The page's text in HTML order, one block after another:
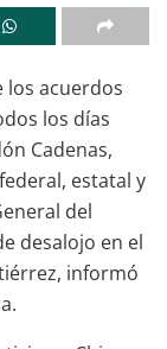
los acuerdos
los días
Cadenas,
estatal y
del
desalojo en el
informó